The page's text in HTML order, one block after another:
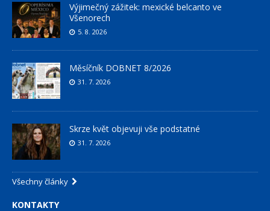
Výjimečný zážitek: mexické belcanto ve
Všenorech
5. 8. 2026
Měsíčník DOBNET 8/2026
31. 7. 2026
Skrze květ objevuji vše podstatné
31. 7. 2026
Všechny články
KONTAKTY